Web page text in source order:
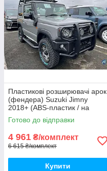
Пластикові розширювачі арок
(фендера) Suzuki Jimny
2018+ (ABS-пластик / на
скотчі 3М)
Готово до відправки
4 961 ₴/комплект
6 615 ₴/комплект
Купити